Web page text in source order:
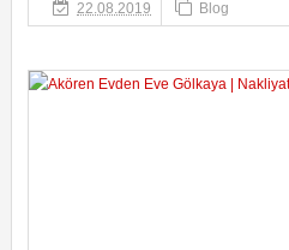
22.08.2019
Blog